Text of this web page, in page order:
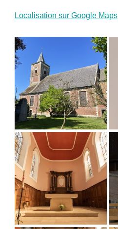
Localisation sur Google Maps